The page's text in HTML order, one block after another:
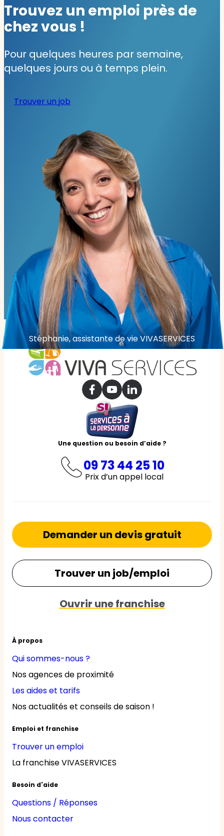
Trouvez un emploi près de
chez vous !
Pour quelques heures par semaine,
quelques jours ou à temps plein.
Trouver un job
Stéphanie, assistante de vie VIVASERVICES
Une question ou besoin d’aide ?
09 73 44 25 10
Prix d’un appel local
À propos
Qui sommes-nous ?
Nos agences de proximité
Les aides et tarifs
Nos actualités et conseils de saison !
Emploi et franchise
Trouver un emploi
La franchise VIVASERVICES
Besoin d'aide
Questions / Réponses
Nous contacter
Demander un devis gratuit
Trouver un job/emploi
Ouvrir une franchise